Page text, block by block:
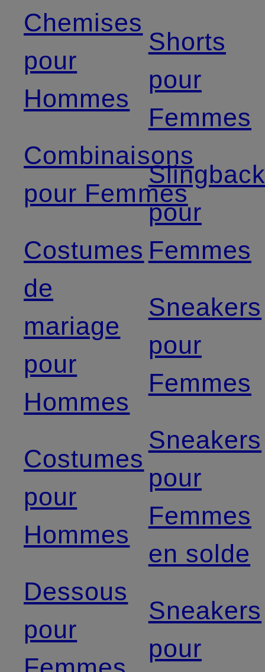
Chemises
pour
Hommes
Combinaisons
pour Femmes
Costumes
de
mariage
pour
Hommes
Costumes
pour
Hommes
Dessous
pour
Shorts
pour
Femmes
pour
Femmes
Sneakers
pour
Femmes
Sneakers
pour
Femmes
en solde
Sneakers
pour